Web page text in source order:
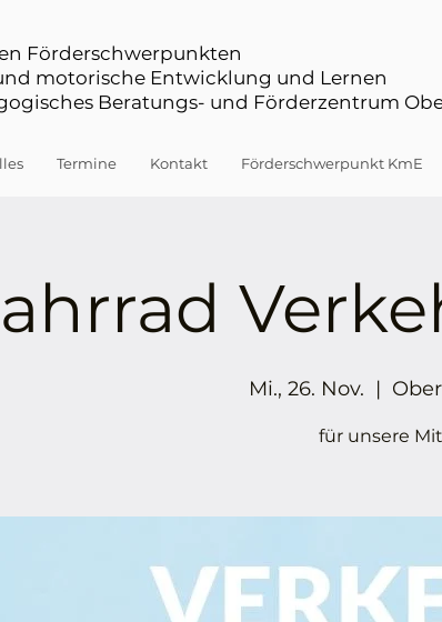
Förderschwerpunkten
motorische Entwicklung und Lernen
Beratungs- und Förderzentrum
Termine Kontakt Förderschwerpunkt KmE
Mi., 26. Nov.
  |
für unsere